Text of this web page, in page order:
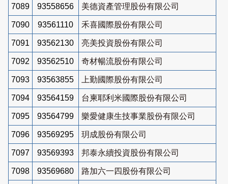
7089 93558656 美德資產管理股份有限公司
7090 93561110 禾喜國際股份有限公司
7091 93562130 亮美投資股份有限公司
7092 93562510 奇材暢流股份有限公司
7093 93563855 上勤國際股份有限公司
7094 93564159 台柬耶利米國際股份有限公司
7095 93564799 樂愛健康生技事業股份有限公司
7096 93569295 玥成股份有限公司
7097 93569393 邦泰永續投資股份有限公司
7098 93569680 路加六一四股份有限公司